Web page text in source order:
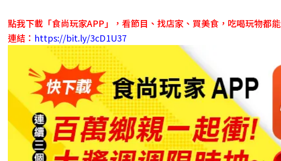
點我下載「食尚玩家APP」，看節目、找店家、買美食，吃喝玩物都能
連結： https://bit.ly/3cD1U37